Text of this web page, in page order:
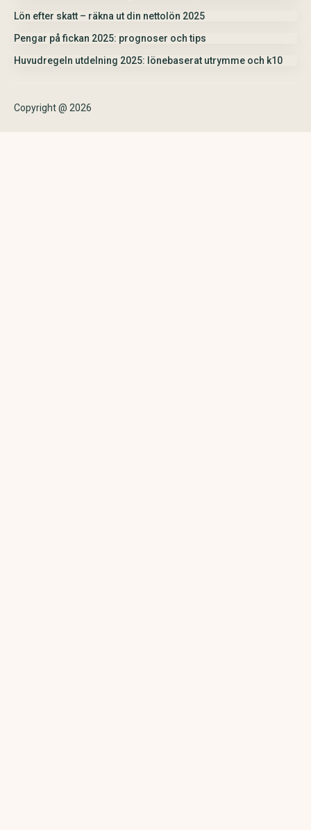
Lön efter skatt – räkna ut din nettolön 2025
Pengar på fickan 2025: prognoser och tips
Huvudregeln utdelning 2025: lönebaserat utrymme och k10
Copyright @ 2026